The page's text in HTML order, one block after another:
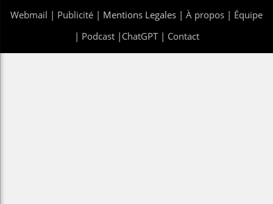
Webmail | Publicité | Mentions Legales | À propos | Équipe
| Podcast| ChatGPT| Contact